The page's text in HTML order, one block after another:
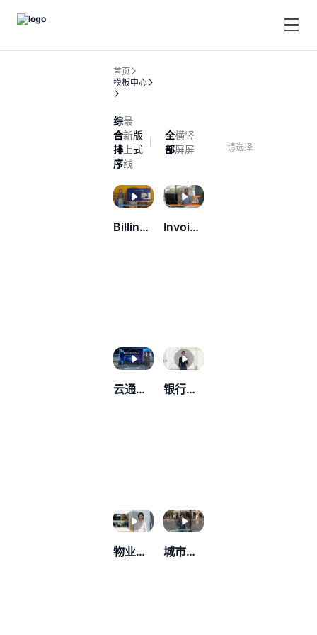
首页
模板中心
综
合
排
序
最
新
上
线
版
式
全
部
横
屏
竖
屏
请选择
Billing FAQ Invoicing FAQ
云通信解决方案 银行私行客户权益
物业管理工作汇报 城市交通宣传安全教育